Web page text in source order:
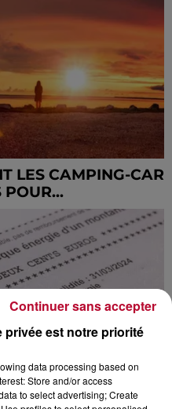
LES CAMPING-CAR
POUR...
privée est notre priorité
data processing based on
Store and/or access
to select advertising; Create
Continuer sans accepter